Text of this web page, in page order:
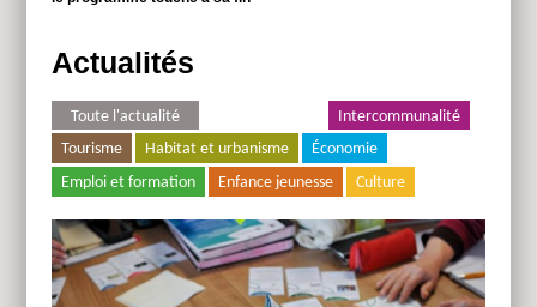
Actualités
Toute l'actualité
Intercommunalité
Tourisme
Habitat et urbanisme
Économie
Emploi et formation
Enfance jeunesse Culture